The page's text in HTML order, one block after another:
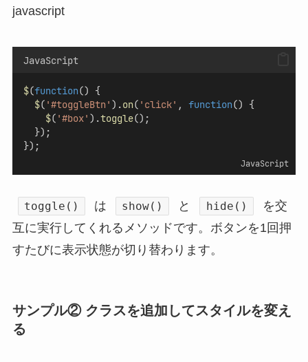
javascript
JavaScript
$(function() {
$( '#toggleBtn' ).on( 'click' , function() {
$( '#box' ).toggle();
  });
});
JavaScript
toggle() は show() と hide()
を交
互に実行してくれるメソッドです。ボタンを1回押
すたびに表示状態が切り替わります。
サンプル② クラスを追加してスタイルを変え
る